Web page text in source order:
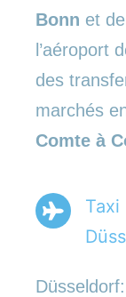
Bonn et
l’aéroport
des
marchés
Comte à